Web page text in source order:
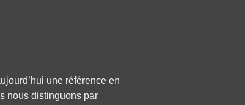
une référence en
nous distinguons par